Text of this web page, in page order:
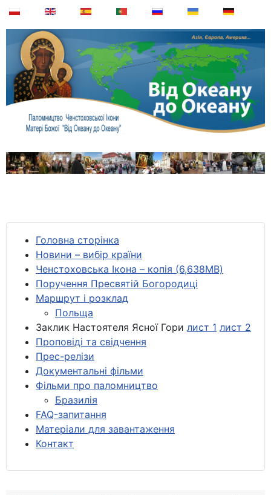
Головна сторінка
Новини – вибір країни
Ченстоховська Ікона – копія (6,638MB)
Поручення Пресвятій Богородиці
Маршрут і розклад
Польща
Заклик Настоятеля Ясної Гори лист 1 лист 2
Проповіді та свідчення
Прес-релізи
Документальні фільми
Фільми про паломництво
Бразилія
FAQ-запитання
Матеріали для завантаження
Контакт